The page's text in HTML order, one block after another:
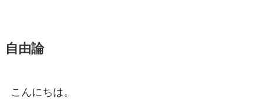
自由論
こんにちは。